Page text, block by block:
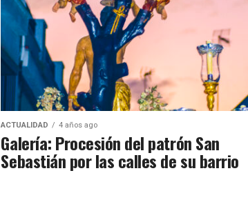
ACTUALIDAD 4 años ago
Galería: Procesión del patrón San
Sebastián por las calles de su barrio